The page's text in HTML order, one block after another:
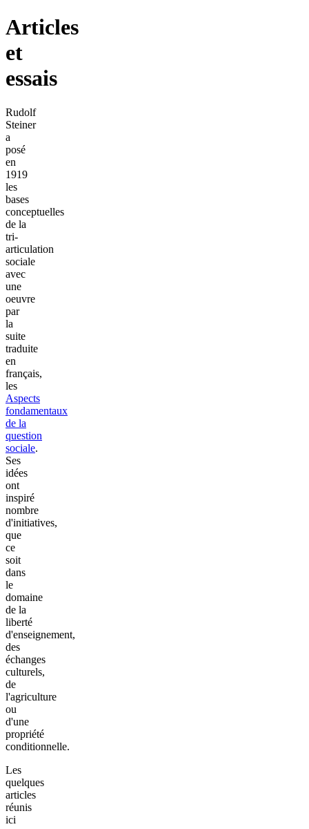
Articles
et
essais
Rudolf
Steiner
a
posé
en
1919
les
bases
conceptuelles
de la
tri-
articulation
sociale
avec
une
oeuvre
par
la
suite
traduite
en
français,
les
Aspects
fondamentaux
de la
question
sociale.
Ses
idées
ont
inspiré
nombre
d'initiatives,
que
ce
soit
dans
le
domaine
de la
liberté
d'enseignement,
des
échanges
culturels,
de
l'agriculture
ou
d'une
propriété
conditionnelle.
Les
quelques
articles
réunis
ici